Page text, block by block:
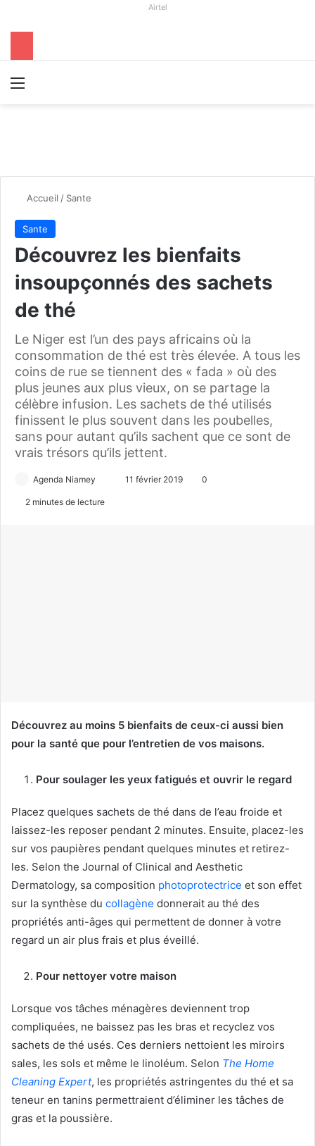
Airtel
Accueil / Sante
Sante
Découvrez les bienfaits
insoupçonnés des sachets
de thé
Le Niger est l’un des pays africains où la
consommation de thé est très élevée. A tous les
coins de rue se tiennent des « fada » où des
plus jeunes aux plus vieux, on se partage la
célèbre infusion. Les sachets de thé utilisés
finissent le plus souvent dans les poubelles,
sans pour autant qu’ils sachent que ce sont de
vrais trésors qu’ils jettent.
Agenda Niamey
l
11 février 2019 0
2 minutes de lecture
Découvrez au moins 5 bienfaits de ceux-ci aussi bien
pour la santé que pour l’entretien de vos maisons.
Pour soulager les yeux fatigués et ouvrir le regard
Placez quelques sachets de thé dans de l’eau froide et
laissez-les reposer pendant 2 minutes. Ensuite, placez-les
sur vos paupières pendant quelques minutes et retirez-
les. Selon the Journal of Clinical and Aesthetic
Dermatology, sa composition photoprotectrice et son effet
sur la synthèse du collagène donnerait au thé des
propriétés anti-âges qui permettent de donner à votre
regard un air plus frais et plus éveillé.
Pour nettoyer votre maison
Lorsque vos tâches ménagères deviennent trop
compliquées, ne baissez pas les bras et recyclez vos
sachets de thé usés. Ces derniers nettoient les miroirs
sales, les sols et même le linoléum. Selon The Home
Cleaning Expert, les propriétés astringentes du thé et sa
teneur en tanins permettraient d’éliminer les tâches de
gras et la poussière.